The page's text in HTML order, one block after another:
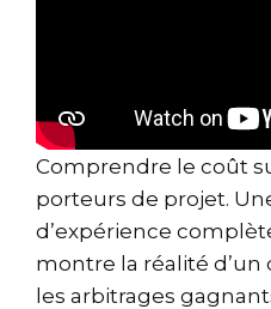
Comprendre le coût
porteurs de projet.
d’expérience
montre la réalité d’un
les arbitrages